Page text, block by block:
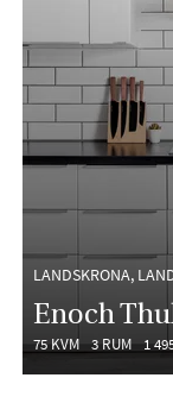
LANDSKRONA,
Enoch
75 KVM 3 RUM 1